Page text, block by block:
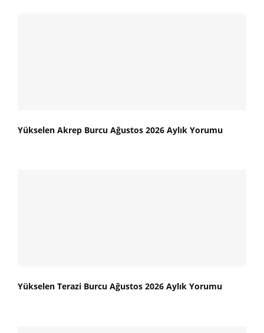
Yükselen Akrep Burcu Ağustos 2026 Aylık Yorumu
Yükselen Terazi Burcu Ağustos 2026 Aylık Yorumu